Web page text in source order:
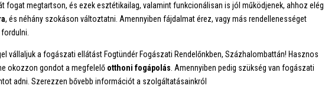
fogat megtartson, és ezek esztétikailag, valamint funkcionálisan is jól működjenek, ahhoz elég
, és néhány szokáson változtatni. Amennyiben fájdalmat érez, vagy más rendellenességet
vállaljuk a fogászati ellátást Fogtündér Fogászati Rendelőnkben, Százhalombattán! Hasznos
okozzon gondot a megfelelő otthoni fogápolás . Amennyiben pedig szükség van fogászati
adni. Szerezzen bővebb információt a szolgáltatásainkról